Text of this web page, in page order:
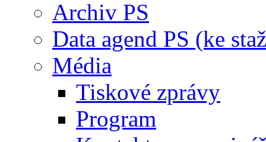
Archiv PS
Data agend PS (ke
Média
Tiskové zprávy
Program